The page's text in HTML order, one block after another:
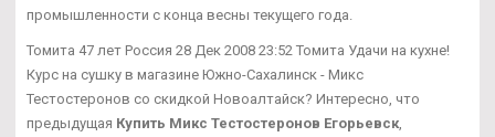
промышленности с конца весны текущего года.
Томита 47 лет Россия 28 Дек 2008 23:52 Томита Удачи на кухне!
Курс на сушку в магазине Южно-Сахалинск - Микс
Тестостеронов со скидкой Новоалтайск? Интересно, что
предыдущая Купить Микс Тестостеронов Егорьевск